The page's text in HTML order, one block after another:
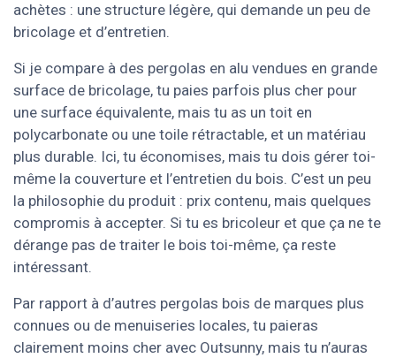
achètes : une structure légère, qui demande un peu de
bricolage et d’entretien.
Si je compare à des pergolas en alu vendues en grande
surface de bricolage, tu paies parfois plus cher pour
une surface équivalente, mais tu as un toit en
polycarbonate ou une toile rétractable, et un matériau
plus durable. Ici, tu économises, mais tu dois gérer toi-
même la couverture et l’entretien du bois. C’est un peu
la philosophie du produit : prix contenu, mais quelques
compromis à accepter. Si tu es bricoleur et que ça ne te
dérange pas de traiter le bois toi-même, ça reste
intéressant.
Par rapport à d’autres pergolas bois de marques plus
connues ou de menuiseries locales, tu paieras
clairement moins cher avec Outsunny, mais tu n’auras